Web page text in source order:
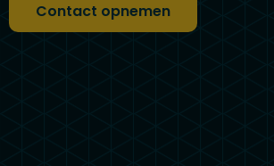
Contact opnemen